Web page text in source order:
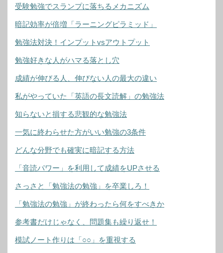
受験勉強でスランプに落ちるメカニズム
暗記効率が倍増「ラーニングピラミッド」
勉強法対決！インプットvsアウトプット
勉強好きな人がハマる落とし穴
成績が伸びる人、伸びない人の最大の違い
私がやっていた「英語の長文読解」の勉強法
知らないと損する悲観的な勉強法
一気に終わらせた方がいい勉強の3条件
どんな分野でも確実に暗記する方法
「音読パワー」を利用して成績をUPさせる
さっさと「勉強法の勉強」を卒業しろ！
「勉強法の勉強」が終わったら何をすべきか
参考書だけじゃなく、問題集も繰り返せ！
模試ノート作りは「○○」を重視する